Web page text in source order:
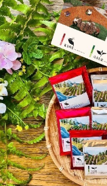
登入